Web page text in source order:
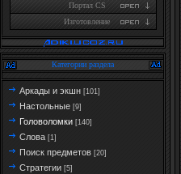
Портал CS
Изготовление
Категории раздела
Аркады и экшн [101]
Настольные [9]
Головоломки [140]
Слова [1]
Поиск предметов [20]
Стратегии [5]